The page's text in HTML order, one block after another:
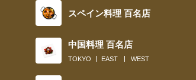
スペイン料理 百名店
中国料理 百名店
TOKYO EAST WEST
2020.01.11